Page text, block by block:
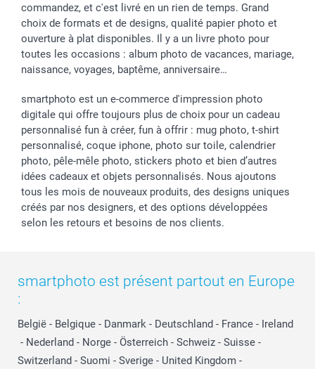
commandez, et c'est livré en un rien de temps. Grand
choix de formats et de designs, qualité papier photo et
ouverture à plat disponibles. Il y a un livre photo pour
toutes les occasions : album photo de vacances, mariage,
naissance, voyages, baptême, anniversaire…
smartphoto est un e-commerce d'impression photo
digitale qui offre toujours plus de choix pour un cadeau
personnalisé fun à créer, fun à offrir : mug photo, t-shirt
personnalisé, coque iphone, photo sur toile, calendrier
photo, pêle-mêle photo, stickers photo et bien d’autres
idées cadeaux et objets personnalisés. Nous ajoutons
tous les mois de nouveaux produits, des designs uniques
créés par nos designers, et des options développées
selon les retours et besoins de nos clients.
smartphoto est présent partout en Europe
:
België - Belgique - Danmark - Deutschland - France - Ireland
- Nederland - Norge - Österreich - Schweiz - Suisse -
Switzerland - Suomi - Sverige - United Kingdom -